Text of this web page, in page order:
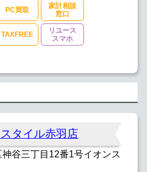
PC買取
家計相談
窓口
TAXFREE
リユース
スマホ
タイル赤羽店
谷三丁目12番1号イオンス